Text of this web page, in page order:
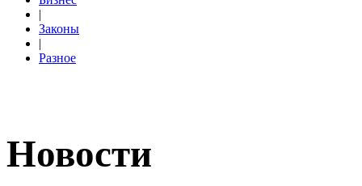
|
Законы
|
Разное
Новости